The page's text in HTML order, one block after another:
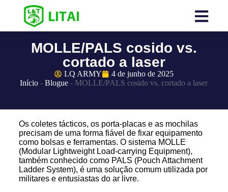
MOLLE/PALS cosido vs.
cortado a laser
LQ ARMY
4 de junho de 2025
Início -Blogue - MOLLE/PALS cosido vs. cortado a laser
Os coletes tácticos, os porta-placas e as mochilas
precisam de uma forma fiável de fixar equipamento
como bolsas e ferramentas. O sistema MOLLE
(Modular Lightweight Load-carrying Equipment),
também conhecido como PALS (Pouch Attachment
Ladder System), é uma solução comum utilizada por
militares e entusiastas do ar livre.